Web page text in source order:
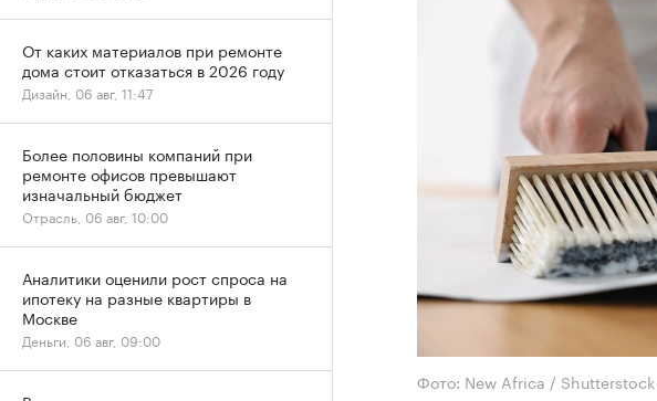
Фото: New Africa /
От каких материалов при ремонте
дома стоит отказаться в 2026 году
Дизайн, 06 авг, 11:47
Более половины компаний при
ремонте офисов превышают
изначальный бюджет
Отрасль, 06 авг, 10:00
Аналитики оценили рост спроса на
ипотеку на разные квартиры в
Москве
Деньги, 06 авг, 09:00